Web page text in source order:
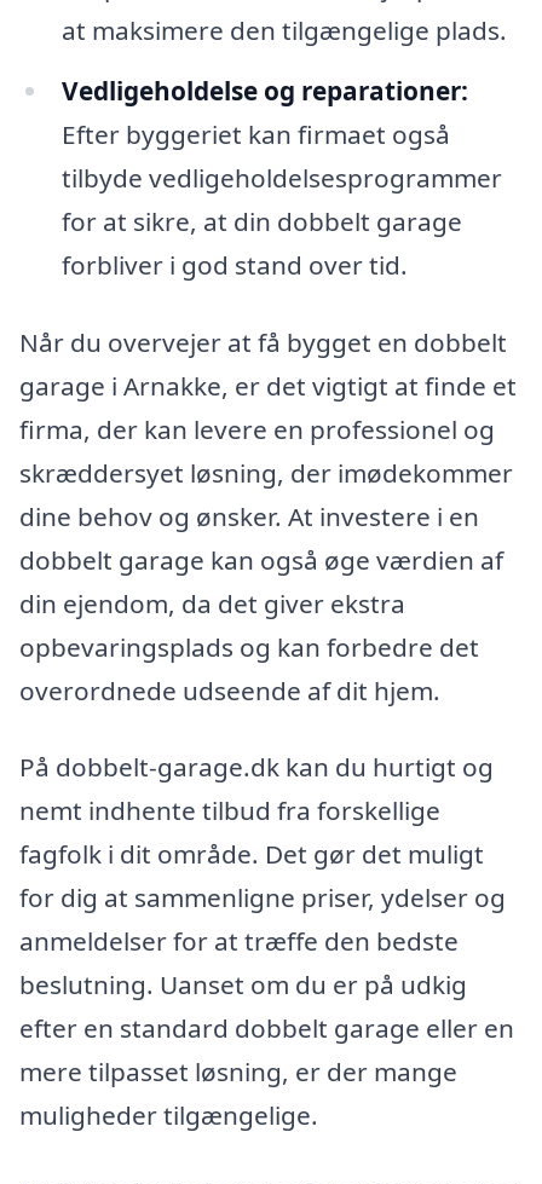
at maksimere den tilgængelige plads.
Vedligeholdelse og reparationer:
Efter byggeriet kan firmaet også
tilbyde vedligeholdelsesprogrammer
for at sikre, at din dobbelt garage
forbliver i god stand over tid.
Når du overvejer at få bygget en dobbelt
garage i Arnakke, er det vigtigt at finde et
firma, der kan levere en professionel og
skræddersyet løsning, der imødekommer
dine behov og ønsker. At investere i en
dobbelt garage kan også øge værdien af
din ejendom, da det giver ekstra
opbevaringsplads og kan forbedre det
overordnede udseende af dit hjem.
På dobbelt-garage.dk kan du hurtigt og
nemt indhente tilbud fra forskellige
fagfolk i dit område. Det gør det muligt
for dig at sammenligne priser, ydelser og
anmeldelser for at træffe den bedste
beslutning. Uanset om du er på udkig
efter en standard dobbelt garage eller en
mere tilpasset løsning, er der mange
muligheder tilgængelige.